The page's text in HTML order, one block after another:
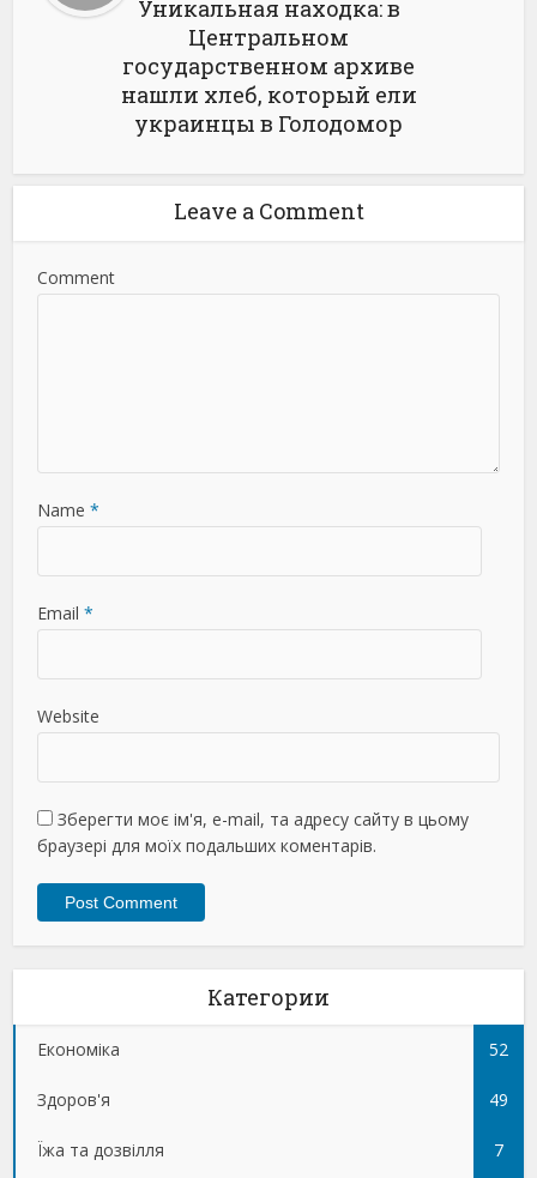
Уникальная находка: в
Центральном
государственном архиве
нашли хлеб, который ели
украинцы в Голодомор
Leave a Comment
Comment
Name *
Email *
Website
Зберегти моє ім'я, e-mail, та адресу сайту в цьому
браузері для моїх подальших коментарів.
Категории
Економіка 52
Здоров'я 49
Їжа та дозвілля 7